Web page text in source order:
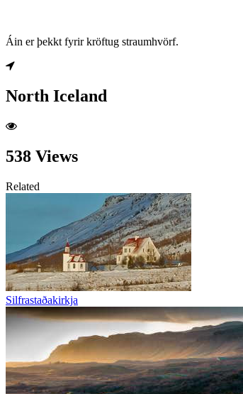
Áin er þekkt fyrir kröftug straumhvörf.
North Iceland
538 Views
Related
Silfrastaðakirkja